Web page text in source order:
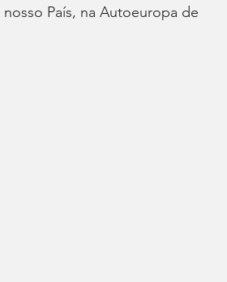
País, na Autoeuropa de